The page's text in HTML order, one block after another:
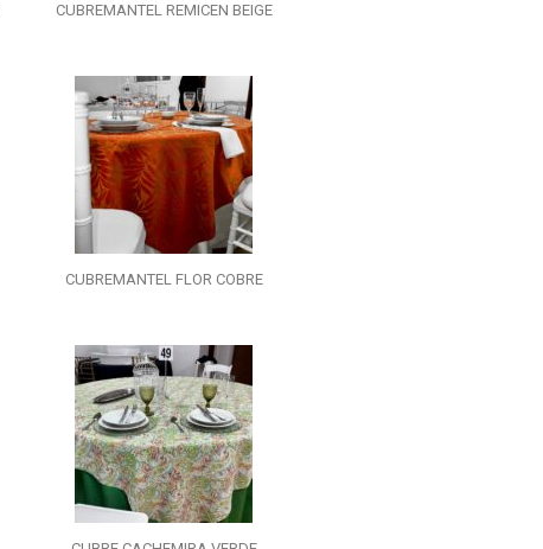
CUBREMANTEL REMICEN BEIGE
CUBREMANTEL FLOR COBRE